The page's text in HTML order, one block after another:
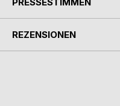
REZENSIONEN